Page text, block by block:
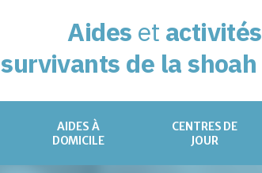
Aides et activités
survivants de la shoah
AIDES À
DOMICILE
CENTRES DE
JOUR